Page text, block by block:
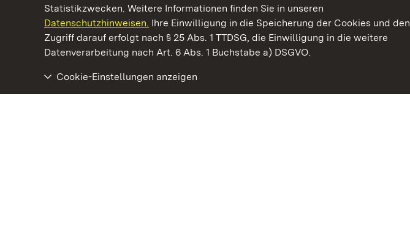
Statistikzwecken. Weitere Informationen finden Sie in unseren
Datenschutzhinweisen. Ihre Einwilligung in die Speicherung der Cookies und den
Zugriff darauf erfolgt nach § 25 Abs. 1 TTDSG, die Einwilligung in die weitere
Datenverarbeitung nach Art. 6 Abs. 1 Buchstabe a) DSGVO.
Cookie-Einstellungen anzeigen
Kommen. Staunen. Genießen.